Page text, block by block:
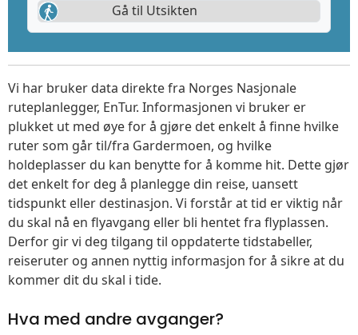
Gå til Utsikten
Vi har bruker data direkte fra Norges Nasjonale
ruteplanlegger, EnTur. Informasjonen vi bruker er
plukket ut med øye for å gjøre det enkelt å finne hvilke
ruter som går til/fra Gardermoen, og hvilke
holdeplasser du kan benytte for å komme hit. Dette gjør
det enkelt for deg å planlegge din reise, uansett
tidspunkt eller destinasjon. Vi forstår at tid er viktig når
du skal nå en flyavgang eller bli hentet fra flyplassen.
Derfor gir vi deg tilgang til oppdaterte tidstabeller,
reiseruter og annen nyttig informasjon for å sikre at du
kommer dit du skal i tide.
Hva med andre avganger?